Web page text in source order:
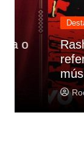
Destaque
Rashid
música
Rociclei